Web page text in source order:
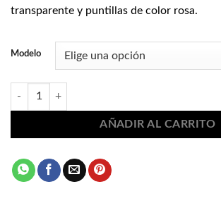
transparente y puntillas de color rosa.
Modelo
Delantal huertano rosa blanco niña 1288 cantidad
AÑADIR AL CARRITO